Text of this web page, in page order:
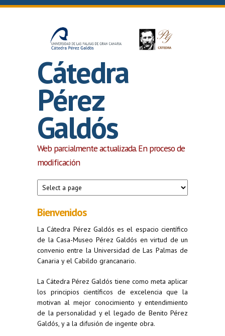
Pasar al contenido principal
Cátedra
Pérez
Galdós
Web parcialmente actualizada. En proceso de
modificación
Bienvenidos
La Cátedra Pérez Galdós es el espacio científico
de la Casa-Museo Pérez Galdós en virtud de un
convenio entre la Universidad de Las Palmas de
Canaria y el Cabildo grancanario.
La Cátedra Pérez Galdós tiene como meta aplicar
los principios científicos de excelencia que la
motivan al mejor conocimiento y entendimiento
de la personalidad y el legado de Benito Pérez
Galdós, y a la difusión de ingente obra.